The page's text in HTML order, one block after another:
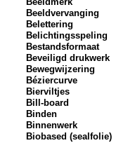
Beeldvervanging
Belettering
Belichtingsspeling
Bestandsformaat
Beveiligd drukwerk
Bewegwijzering
Béziercurve
Bierviltjes
Bill-board
Binden
Binnenwerk
Biobased (sealfolie)